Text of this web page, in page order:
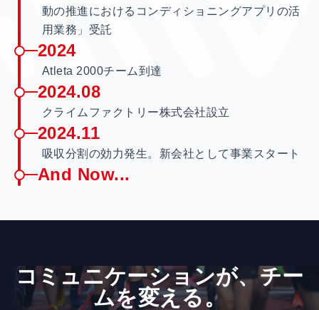
動の推進におけるコンディショニングアプリの活
用業務」受託
2024
Atleta 2000チーム到達
2024.08
クライムファクトリー株式会社設立
2024.11
吸収分割の効力発生。新会社として事業スタート
And Now...
コミュニケーションが、​チー
ムを​変える。